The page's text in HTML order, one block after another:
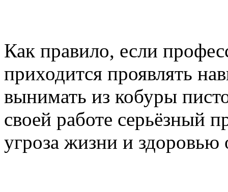
Как правило, если
приходится проявлять
вынимать из кобуры
своей работе серьёзный
угроза жизни и